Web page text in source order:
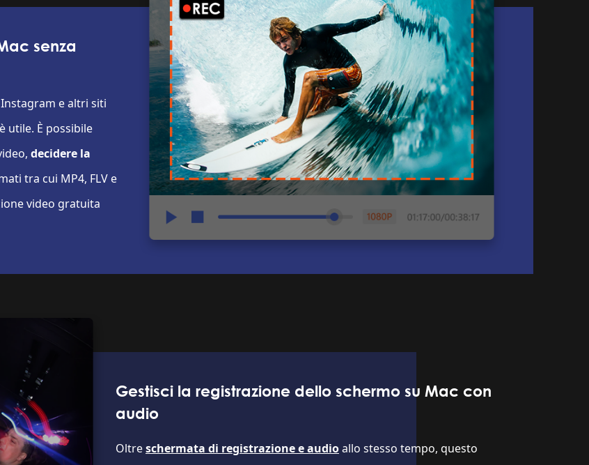
senza
e altri siti
utile. È possibile
decidere la
tra cui MP4, FLV e
video gratuita
Gestisci la registrazione dello schermo su Mac con
audio
Oltreschermata di registrazione e audioallo stesso tempo, questo